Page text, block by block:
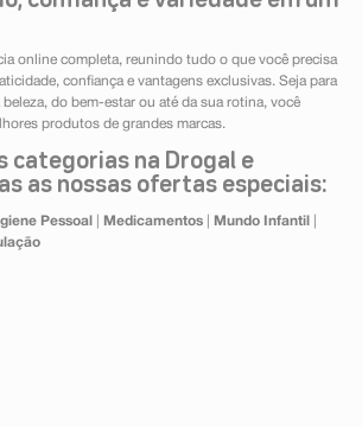
online completa, reunindo tudo o que você precisa
confiança e vantagens exclusivas. Seja para
do bem-estar ou até da sua rotina, você
produtos de grandes marcas.
categorias na Drogal e
as nossas ofertas especiais:
Pessoal Medicamentos| Mundo Infantil